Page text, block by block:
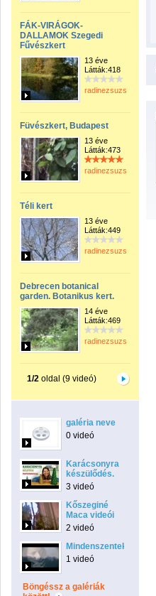
FÁK-VIRÁGOK-
DALLAMOK Szegedi
Fűvészkert
13 éve
Látták:418
radinezsuzsa
Füvészkert, Budapest
13 éve
Látták:473
radinezsuzsa
Téli kert
13 éve
Látták:449
radinezsuzsa
Debrecen botanical
garden. Botanikus kert.
14 éve
Látták:469
radinezsuzsa
1/2 oldal (9 videó)
galéria neve
0 videó
Karácsonyra
készülődés.
3 videó
Kőszeginé
Maca videói
2 videó
Mindenszentek.
1 videó
Böngéssz a galériák